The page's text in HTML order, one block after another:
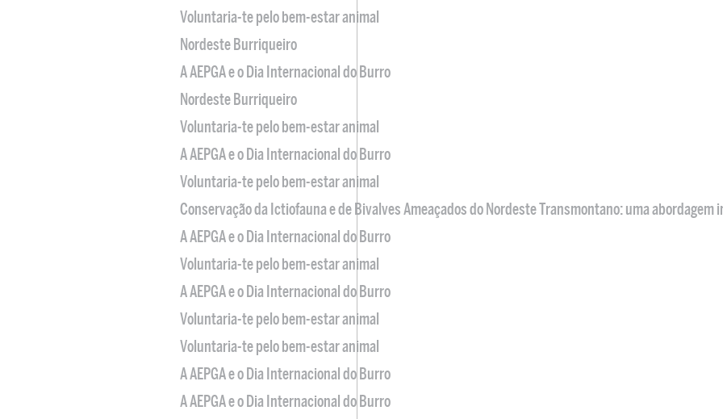
Voluntaria-te pelo bem-estar animal
Nordeste Burriqueiro
A AEPGA e o Dia Internacional do Burro
Nordeste Burriqueiro
Voluntaria-te pelo bem-estar animal
A AEPGA e o Dia Internacional do Burro
Voluntaria-te pelo bem-estar animal
Conservação da Ictiofauna e de Bivalves Ameaçados do Nordeste Transmontano: uma abordagem
A AEPGA e o Dia Internacional do Burro
Voluntaria-te pelo bem-estar animal
A AEPGA e o Dia Internacional do Burro
Voluntaria-te pelo bem-estar animal
Voluntaria-te pelo bem-estar animal
A AEPGA e o Dia Internacional do Burro
A AEPGA e o Dia Internacional do Burro